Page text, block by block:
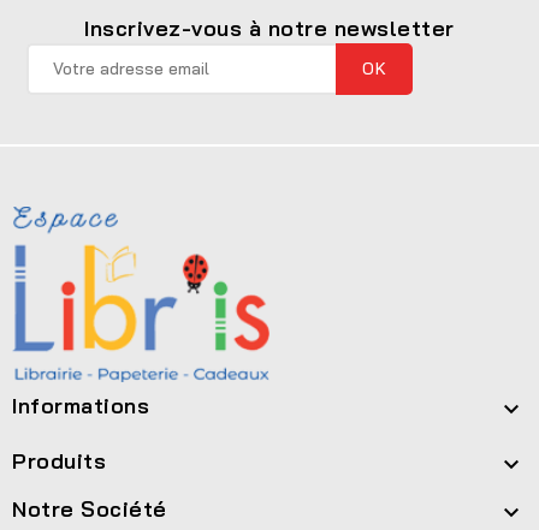
Inscrivez-vous à notre newsletter
Informations 
Produits 
Notre Société 